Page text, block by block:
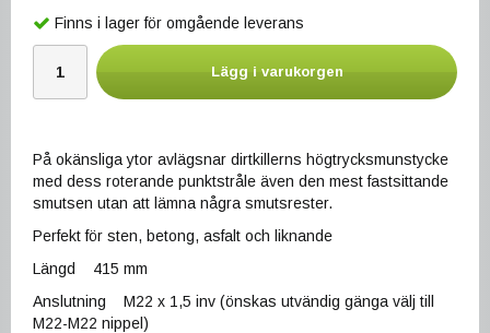
Finns i lager för omgående leverans
Lägg i varukorgen
På okänsliga ytor avlägsnar dirtkillerns högtrycksmunstycke
med dess roterande punktstråle även den mest fastsittande
smutsen utan att lämna några smutsrester.
Perfekt för sten, betong, asfalt och liknande
Längd 415 mm
Anslutning M22 x 1,5 inv (önskas utvändig gänga välj till
M22-M22 nippel)